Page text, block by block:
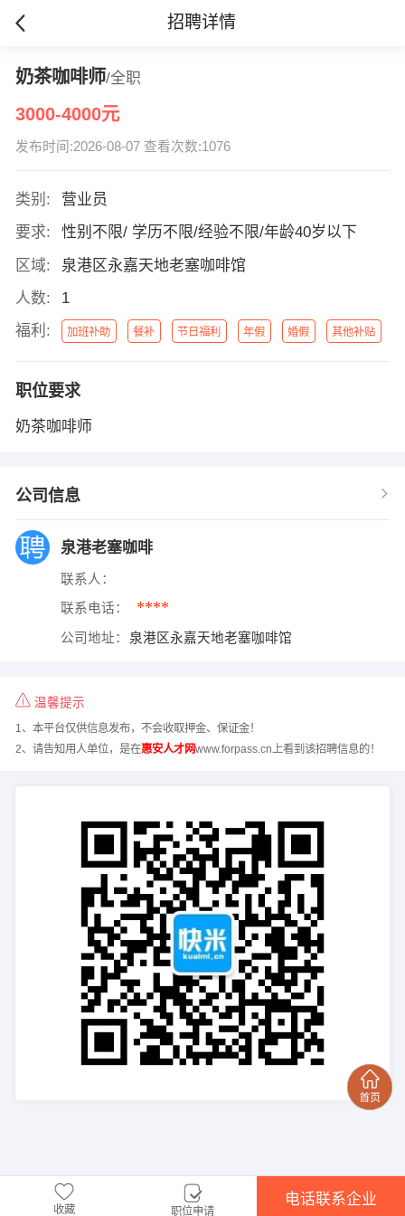
招聘详情
奶茶咖啡师/全职
3000-4000元
发布时间:2026-08-07 查看次数:1076
类别:
营业员
要求:
性别不限/ 学历不限/经验不限/年龄40岁以下
区域:
泉港区永嘉天地老塞咖啡馆
人数:
1
福利:
加班补助 餐补 节日福利 年假 婚假 其他补贴
职位要求
奶茶咖啡师
公司信息
泉港老塞咖啡
联系人：
联系电话： ****
公司地址： 泉港区永嘉天地老塞咖啡馆
温馨提示
1、本平台仅供信息发布，不会收取押金、保证金！
2、请告知用人单位，是在惠安人才网www.forpass.cn上看到该招聘信息的！
收藏 职位申请
电话联系企业